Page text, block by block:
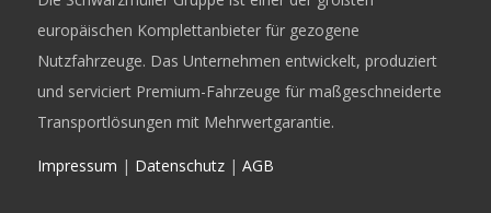
europäischen Komplettanbieter für gezogene
Nutzfahrzeuge. Das Unternehmen entwickelt, produziert
und serviciert Premium-Fahrzeuge für maßgeschneiderte
Transportlösungen mit Mehrwertgarantie.
Impressum | Datenschutz| AGB